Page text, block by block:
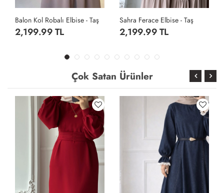
Elbise - Taş
TL
Sahra Ferace Elbise - Taş
2,199.99 TL
Çok Satan Ürünler